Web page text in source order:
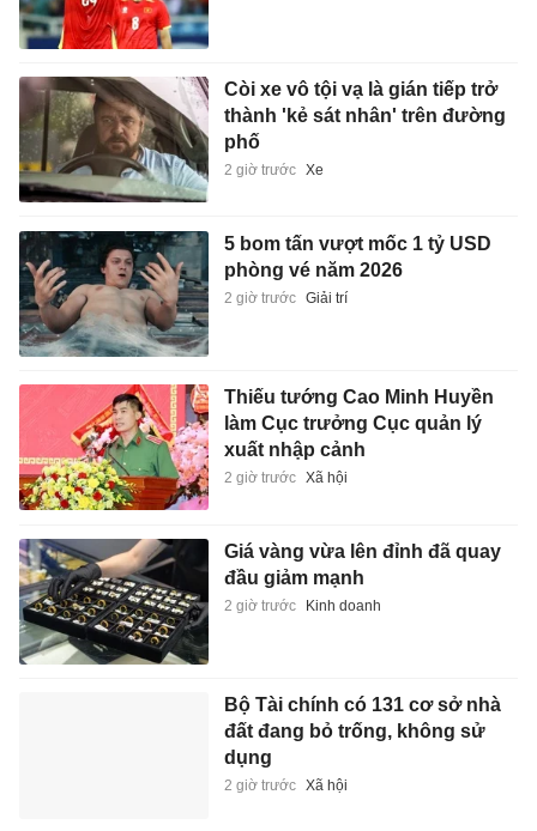
Còi xe vô tội vạ là gián tiếp trở
thành 'kẻ sát nhân' trên đường
phố
2 giờ trước Xe
5 bom tấn vượt mốc 1 tỷ USD
phòng vé năm 2026
2 giờ trước Giải trí
Thiếu tướng Cao Minh Huyền
làm Cục trưởng Cục quản lý
xuất nhập cảnh
2 giờ trước Xã hội
Giá vàng vừa lên đỉnh đã quay
đầu giảm mạnh
2 giờ trước Kinh doanh
Bộ Tài chính có 131 cơ sở nhà
đất đang bỏ trống, không sử
dụng
2 giờ trước Xã hội